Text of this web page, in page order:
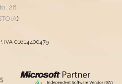
28
)
P.IVA 01614400479